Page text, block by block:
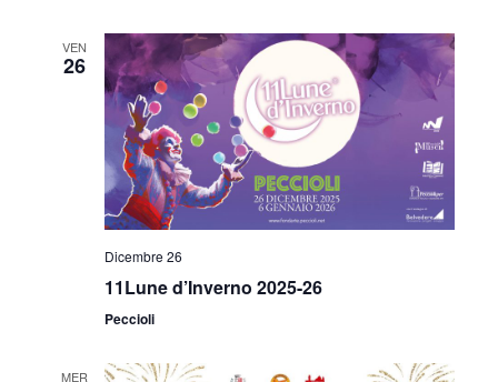
VEN
26
Dicembre 26
11Lune d’Inverno 2025-26
Peccioli
MER